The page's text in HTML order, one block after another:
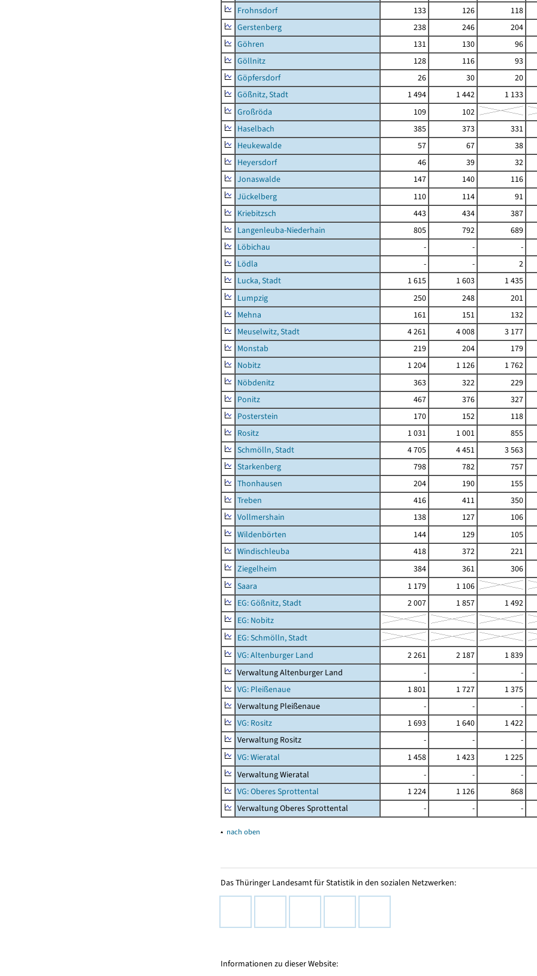
Frohnsdorf
133 126 118
Gerstenberg
238 246 204
Göhren
131 130 96
Göllnitz
128 116 93
Göpfersdorf
26 30 20
Gößnitz, Stadt
1 494 1 442 1 133
Großröda
109
102
Haselbach
385 373 331
Heukewalde
57 67 38
Heyersdorf
46 39 32
Jonaswalde
147 140 116
Jückelberg
110 114 91
Kriebitzsch
443 434 387
Langenleuba-Niederhain
805 792 689
Löbichau
- - -
Lödla
- - 2
Lucka, Stadt
1 615 1 603 1 435
Lumpzig
250 248 201
Mehna
161 151 132
Meuselwitz, Stadt
4 261 4 008 3 177
Monstab
219 204 179
Nobitz
1 204 1 126 1 762
Nöbdenitz
363 322 229
Ponitz
467 376 327
Posterstein
170 152 118
Rositz
1 031 1 001 855
Schmölln, Stadt
4 705 4 451 3 563
Starkenberg
798 782 757
Thonhausen
204 190 155
Treben
416 411 350
Vollmershain
138 127 106
Wildenbörten
144 129 105
Windischleuba
418 372 221
Ziegelheim
384 361 306
Saara
1 179
1 106
EG: Gößnitz, Stadt
2 007 1 857 1 492
EG: Nobitz
EG: Schmölln, Stadt
VG: Altenburger Land
2 261 2 187 1 839
Verwaltung Altenburger Land
- - -
VG: Pleißenaue
1 801 1 727 1 375
Verwaltung Pleißenaue
- - -
VG: Rositz
1 693 1 640 1 422
Verwaltung Rositz
- - -
VG: Wieratal
1 458 1 423 1 225
Verwaltung Wieratal
- - -
VG: Oberes Sprottental
1 224 1 126 868
Verwaltung Oberes Sprottental
- - -
▴ nach oben
Das Thüringer Landesamt für Statistik in den sozialen Netzwerken:
Informationen zu dieser Website: